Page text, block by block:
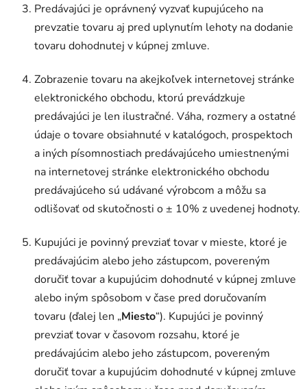
Predávajúci je oprávnený vyzvať kupujúceho na
prevzatie tovaru aj pred uplynutím lehoty na dodanie
tovaru dohodnutej v kúpnej zmluve.
Zobrazenie tovaru na akejkoľvek internetovej stránke
elektronického obchodu, ktorú prevádzkuje
predávajúci je len ilustračné. Váha, rozmery a ostatné
údaje o tovare obsiahnuté v katalógoch, prospektoch
a iných písomnostiach predávajúceho umiestnenými
na internetovej stránke elektronického obchodu
predávajúceho sú udávané výrobcom a môžu sa
odlišovať od skutočnosti o ± 10% z uvedenej hodnoty.
Kupujúci je povinný prevziať tovar v mieste, ktoré je
predávajúcim alebo jeho zástupcom, povereným
doručiť tovar a kupujúcim dohodnuté v kúpnej zmluve
alebo iným spôsobom v čase pred doručovaním
tovaru (ďalej len „Miesto“). Kupujúci je povinný
prevziať tovar v časovom rozsahu, ktoré je
predávajúcim alebo jeho zástupcom, povereným
doručiť tovar a kupujúcim dohodnuté v kúpnej zmluve